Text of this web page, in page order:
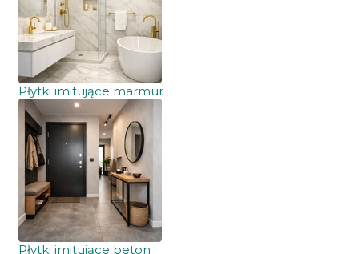
Płytki imitujące marmur
Płytki imitujące beton